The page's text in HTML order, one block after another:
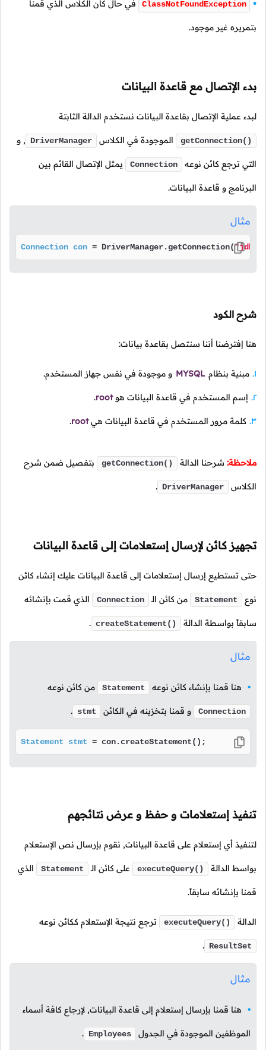
ClassNotFoundException في حال كان الكلاس الذي قمنا
بتمريره غير موجود.
بدء الإتصال مع قاعدة البيانات
لبدء عملية الإتصال بقاعدة البيانات نستخدم الدالة الثابتة
getConnection() الموجودة في الكلاس DriverManager , و
التي ترجع كائن نوعه Connection يمثل الإتصال القائم بين
البرنامج و قاعدة البيانات.
مثال
Connection con = DriverManager.getConnection(
شرح الكود
هنا إفترضنا أننا سنتصل بقاعدة بيانات:
مبنية بنظام MYSQL و موجودة في نفس جهاز المستخدم.
إسم المستخدم في قاعدة البيانات هوroot
.
كلمة مرور المستخدم في قاعدة البيانات هيroot
.
ملاحظة: شرحنا الدالة getConnection() بتفصيل ضمن شرح
الكلاس DriverManager
.
تجهيز كائن لإرسال إستعلامات إلى قاعدة البيانات
حتى تستطيع إرسال إستعلامات إلى قاعدة البيانات عليك إنشاء كائن
نوع Statement من كائن الـ Connection الذي قمت بإنشائه
سابقاً بواسطة الدالة createStatement()
.
مثال
هنا قمنا بإنشاء كائن نوعه Statement من كائن نوعه
Connection و قمنا بتخزينه في الكائن stmt
.
Statement stmt = con.createStatement();
تنفيذ إستعلامات و حفظ و عرض نتائجهم
لتنفيذ أي إستعلام على قاعدة البيانات, نقوم بإرسال نص الإستعلام
بواسط الدالة executeQuery() على كائن الـ Statement الذي
قمنا بإنشائه سابقاً.
الدالة executeQuery() ترجع نتيجة الإستعلام ككائن نوعه
ResultSet
.
مثال
هنا قمنا بإرسال إستعلام إلى قاعدة البيانات, لإرجاع كافة أسماء
الموظفين الموجودة في الجدول Employees
.